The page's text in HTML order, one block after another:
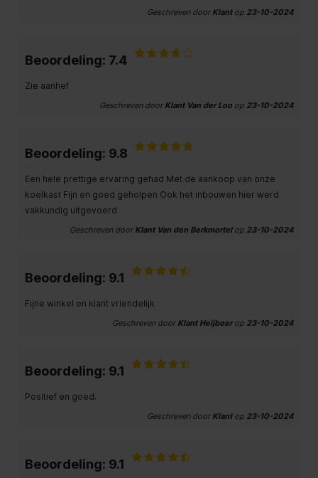
Geschreven door Klantop 23-10-2024
Beoordeling: 7.4
Zie aanhef
Geschreven door Klant Van der Loo op 23-10-2024
Beoordeling: 9.8
Een hele prettige ervaring gehad Met de aankoop van onze
koelkast Fijn en goed geholpen Ook het inbouwen hier werd
vakkundig uitgevoerd
Geschreven door Klant Van den Berkmortelop 23-10-2024
Beoordeling: 9.1
Fijne winkel en klant vriendelijk
Geschreven door Klant Heijboerop 23-10-2024
Beoordeling: 9.1
Positief en goed.
Geschreven door Klantop 23-10-2024
Beoordeling: 9.1